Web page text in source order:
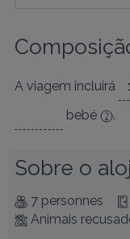
A viagem incluirá
bebé
.
Sobre o
7 personnes
Animais